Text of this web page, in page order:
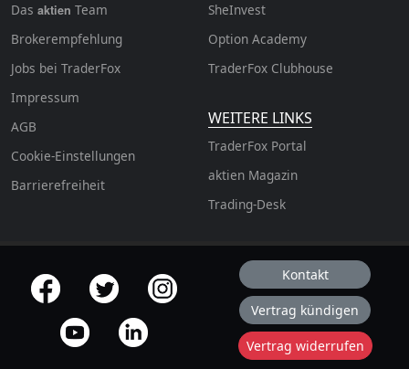
Das aktien Team
Brokerempfehlung
Jobs bei TraderFox
Impressum
AGB
Cookie-Einstellungen
Barrierefreiheit
SheInvest
Option Academy
TraderFox Clubhouse
WEITERE LINKS
TraderFox Portal
aktien Magazin
Trading-Desk
offizielle Social Media-Accounts Kontakt
Vertrag kündigen
Vertrag widerrufen